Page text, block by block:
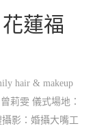
蓮福
hair & makeup
莉雯 儀式場地：
影：婚攝大嘴工